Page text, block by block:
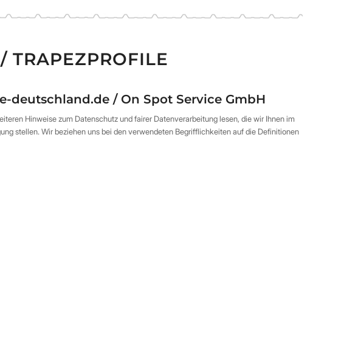
TRAPEZPROFILE
deutschland.de / On Spot Service GmbH
Hinweise zum Datenschutz und fairer Datenverarbeitung lesen, die wir Ihnen im
stellen. Wir beziehen uns bei den verwendeten Begrifflichkeiten auf die Definitionen